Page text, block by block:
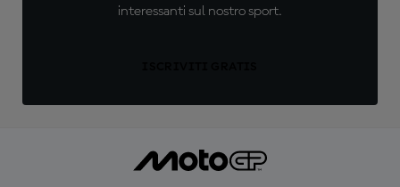
interessanti sul nostro sport.